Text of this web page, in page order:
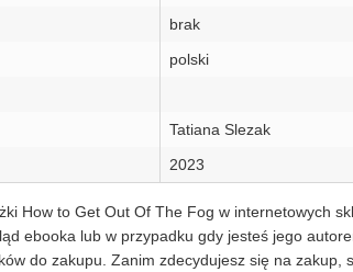
brak
polski
Tatiana Slezak
2023
How to Get Out Of The Fog w internetowych
ebooka lub w przypadku gdy jesteś jego
do zakupu. Zanim zdecydujesz się na zakup,